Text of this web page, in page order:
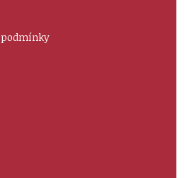
podmínky